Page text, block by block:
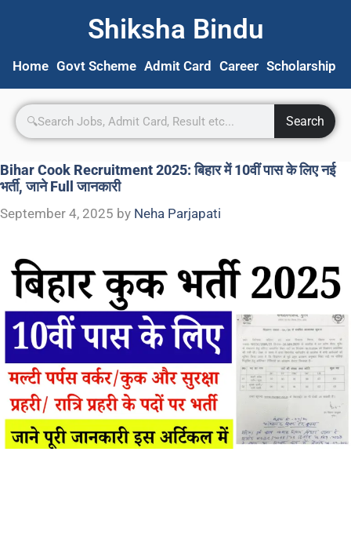
Shiksha Bindu
Home Govt Scheme Admit Card Career Scholarship
Search
Bihar Cook Recruitment 2025: बिहार में 10वीं पास के लिए नई
भर्ती, जाने Full जानकारी
September 4, 2025 by Neha Parjapati